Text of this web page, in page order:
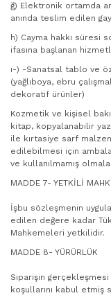
ğ) Elektronik ortamda
anında teslim edilen
h) Cayma hakkı süresi
ifasına başlanan
ı-) -Sanatsal tablo ve
(yağlıboya, ebru
dekoratif ürünler)
Kozmetik ve kişisel
kitap, kopyalanabilir
ile kırtasiye sarf
edilebilmesi için
ve kullanılmamış
MADDE 7- YETKİLİ
İşbu sözleşmenin
edilen değere kadar
Mahkemeleri yetkilidir.
MADDE 8- YÜRÜRLÜK
Siparişin
koşullarını kabul etmiş